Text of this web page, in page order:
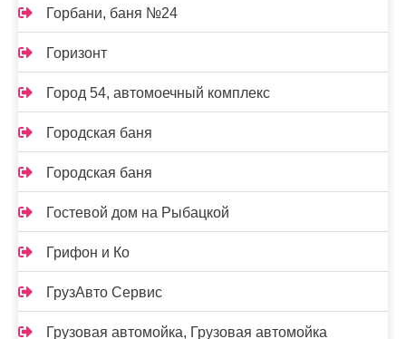
Горбани, баня №24
Горизонт
Город 54, автомоечный комплекс
Городская баня
Городская баня
Гостевой дом на Рыбацкой
Грифон и Ко
ГрузАвто Сервис
Грузовая автомойка, Грузовая автомойка